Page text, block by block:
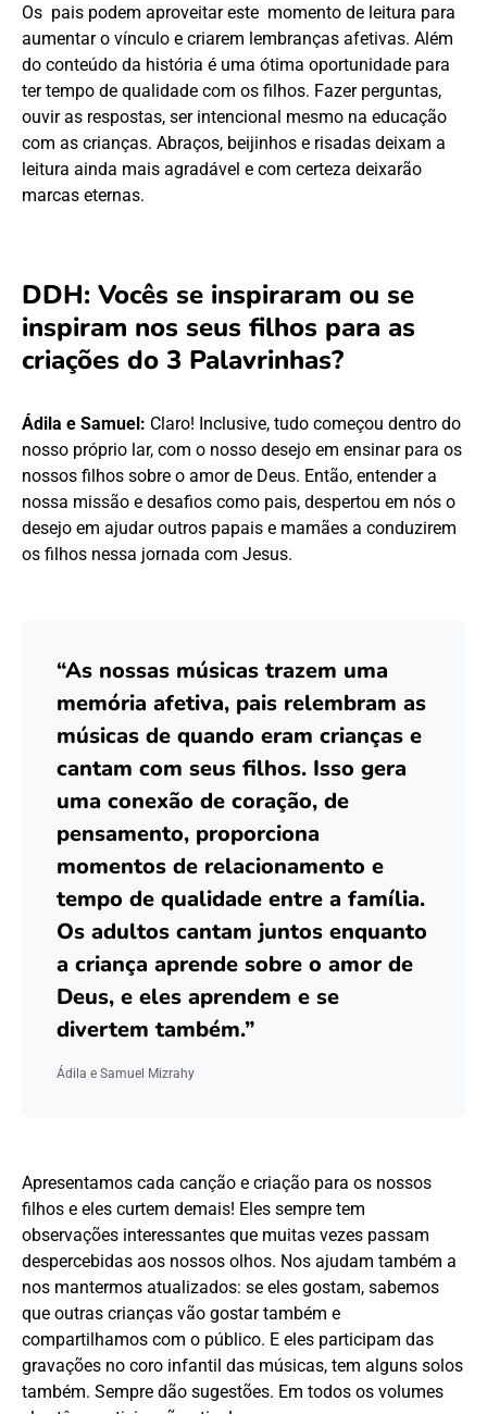
Os pais podem aproveitar este momento de leitura para
aumentar o vínculo e criarem lembranças afetivas. Além
do conteúdo da história é uma ótima oportunidade para
ter tempo de qualidade com os filhos. Fazer perguntas,
ouvir as respostas, ser intencional mesmo na educação
com as crianças. Abraços, beijinhos e risadas deixam a
leitura ainda mais agradável e com certeza deixarão
marcas eternas.
DDH: Vocês se inspiraram ou se
inspiram nos seus filhos para as
criações do 3 Palavrinhas?
Ádila e Samuel: Claro! Inclusive, tudo começou dentro do
nosso próprio lar, com o nosso desejo em ensinar para os
nossos filhos sobre o amor de Deus. Então, entender a
nossa missão e desafios como pais, despertou em nós o
desejo em ajudar outros papais e mamães a conduzirem
os filhos nessa jornada com Jesus.
“As nossas músicas trazem uma
memória afetiva, pais relembram as
músicas de quando eram crianças e
cantam com seus filhos. Isso gera
uma conexão de coração, de
pensamento, proporciona
momentos de relacionamento e
tempo de qualidade entre a família.
Os adultos cantam juntos enquanto
a criança aprende sobre o amor de
Deus, e eles aprendem e se
divertem também.”
Ádila e Samuel Mizrahy
Apresentamos cada canção e criação para os nossos
filhos e eles curtem demais! Eles sempre tem
observações interessantes que muitas vezes passam
despercebidas aos nossos olhos. Nos ajudam também a
nos mantermos atualizados: se eles gostam, sabemos
que outras crianças vão gostar também e
compartilhamos com o público. E eles participam das
gravações no coro infantil das músicas, tem alguns solos
também. Sempre dão sugestões. Em todos os volumes